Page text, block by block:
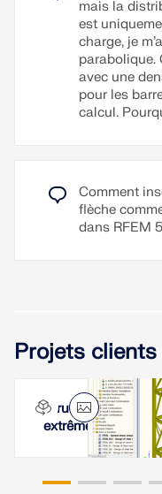
mais la
est
charge, je
parabolique.
avec une
pour les
calcul.
Comment
flèche
dans RFEM
Projets clients
Structure porteuse
extrêmes et toit